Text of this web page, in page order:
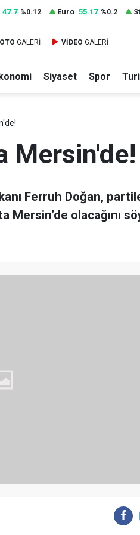
47.7 %0.12 Euro 55.17 %0.2
GALERİ VİDEO GALERİ
Siyaset Spor
Mersin'de!
Ferruh Doğan,
Mersin’de olacağını